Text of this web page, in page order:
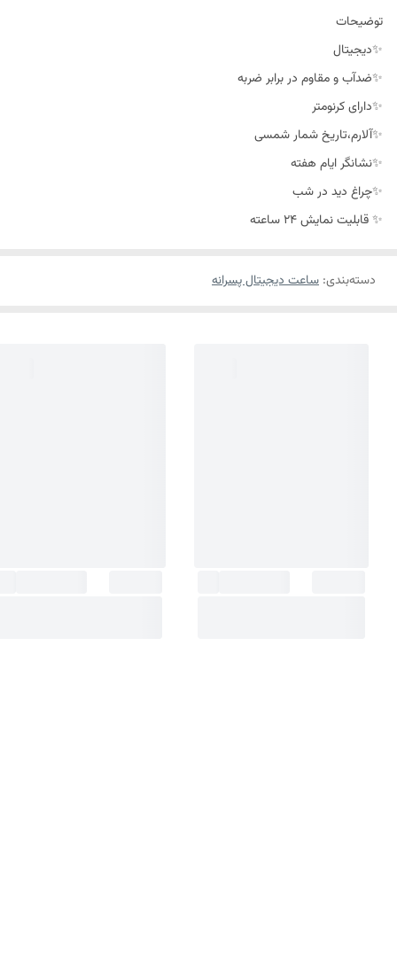
توضیحات
✨دیجیتال
✨ضدآب و مقاوم در برابر ضربه
✨دارای کرنومتر
✨آلارم،تاریخ شمار شمسی
✨نشانگر ایام هفته
✨چراغ دید در شب
✨ قابلیت نمایش 24 ساعته
دسته‌بندی: ساعت دیجیتال پسرانه